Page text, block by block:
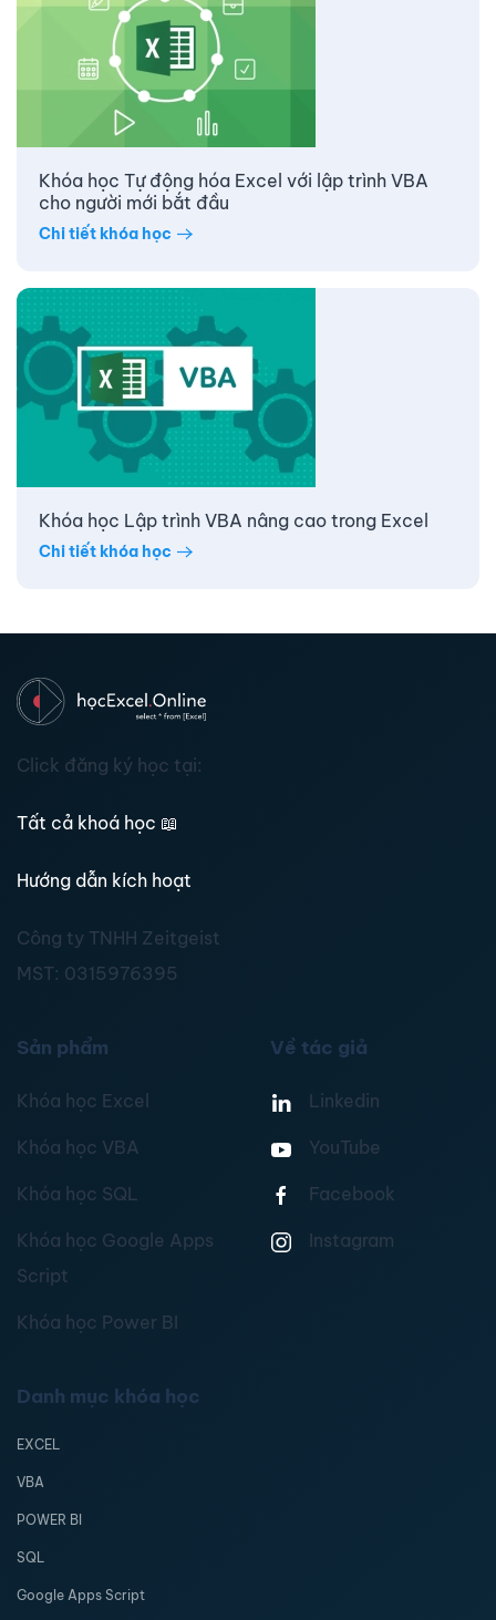
Khóa học Tự động hóa Excel với lập trình VBA
cho người mới bắt đầu
Chi tiết khóa học
Khóa học Lập trình VBA nâng cao trong Excel
Chi tiết khóa học
Click đăng ký học tại:
Tất cả khoá học 📖
Hướng dẫn kích hoạt
Công ty TNHH Zeitgeist
MST: 0315976395
Sản phẩm
Khóa học Excel
Khóa học VBA
Khóa học SQL
Khóa học Google Apps
Script
Khóa học Power BI
Về tác giả
Linkedin
YouTube
Facebook
Instagram
Danh mục khóa học
EXCEL
VBA
POWER BI
SQL
Google Apps Script